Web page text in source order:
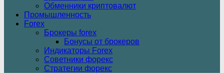
Обменники криптовалют
Промышленность
Forex
Брокеры forex
Бонусы от брокеров
Индикаторы Forex
Советники форекс
Стратегии форекс